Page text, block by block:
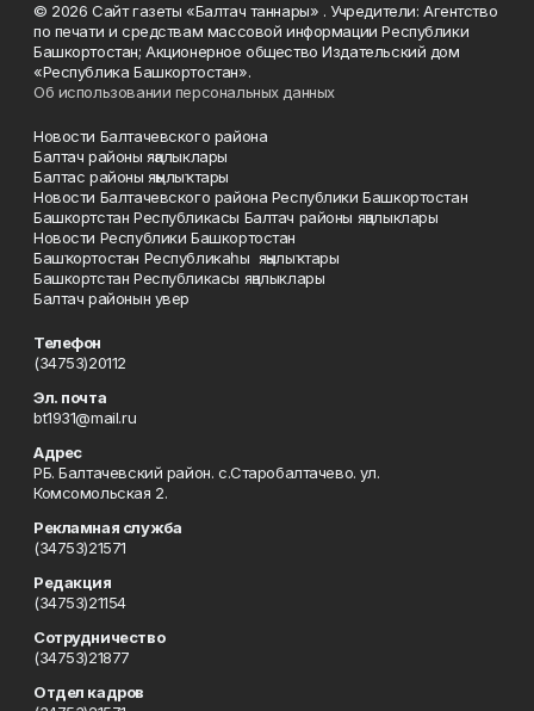
© 2026 Сайт газеты «Балтач таннары» . Учредители: Агентство
по печати и средствам массовой информации Республики
Башкортостан; Акционерное общество Издательский дом
«Республика Башкортостан».
Об использовании персональных данных
Новости Балтачевского района
Балтач районы яңалыклары
Балтас районы яңылыҡтары
Новости Балтачевского района Республики Башкортостан
Башкортстан Республикасы Балтач районы яңалыклары
Новости Республики Башкортостан
Башҡортостан Республикаһы яңылыҡтары
Башкортстан Республикасы яңалыклары
Балтач районын увер
Телефон
(34753)20112
Эл. почта
bt1931@mail.ru
Адрес
РБ. Балтачевский район. с.Старобалтачево. ул.
Комсомольская 2.
Рекламная служба
(34753)21571
Редакция
(34753)21154
Сотрудничество
(34753)21877
Отдел кадров